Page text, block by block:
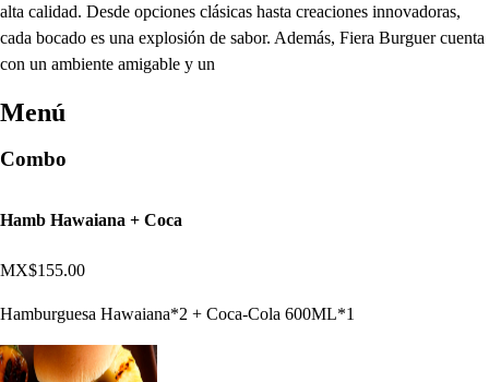
alta calidad. Desde opciones clásicas hasta creaciones innovadoras,
cada bocado es una explosión de sabor. Además, Fiera Burguer cuenta
con un ambiente amigable y un
Menú
Combo
Hamb Hawaiana + Coca
MX$155.00
Hamburguesa Hawaiana*2 + Coca-Cola 600ML*1